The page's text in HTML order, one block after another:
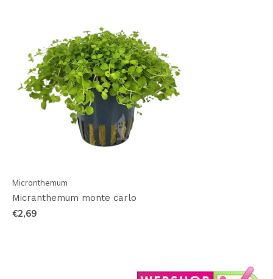
Micranthemum
Micranthemum monte carlo
€2,69